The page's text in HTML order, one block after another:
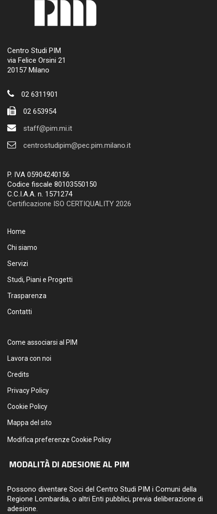
Centro Studi PIM
via Felice Orsini 21
20157 Milano
02 6311901
02 653954
staff@pim.mi.it
centrostudipim@pec.pim.milano.it
P. IVA 05904240156
Codice fiscale 80103550150
C.C.I.A.A. n. 1571274
Certificazione ISO CERTIQUALITY 2026
Home
Chi siamo
Servizi
Studi, Piani e Progetti
Trasparenza
Contatti
Come associarsi al PIM
Lavora con noi
Credits
Privacy Policy
Cookie Policy
Mappa del sito
Modifica preferenze Cookie Policy
MODALITÀ DI ADESIONE AL PIM
Possono diventare Soci del Centro Studi PIM i Comuni della
Regione Lombardia, o altri Enti pubblici, previa deliberazione di
adesione.